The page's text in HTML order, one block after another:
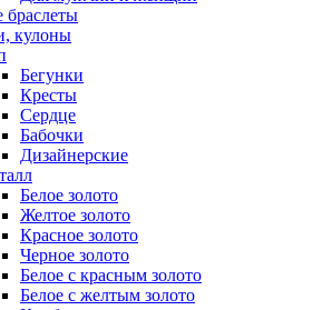
браслеты
кулоны
Бегунки
Кресты
Сердце
Бабочки
Дизайнерские
Белое золото
Желтое золото
Красное золото
Черное золото
Белое с красным золото
Белое с желтым золото